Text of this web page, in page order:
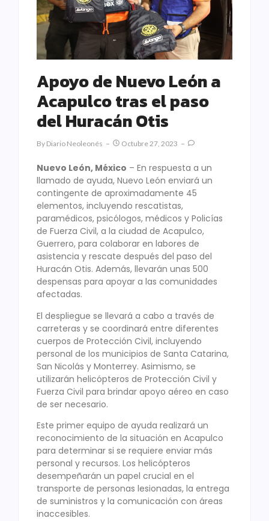
Apoyo de Nuevo León a
Acapulco tras el paso
del Huracán Otis
By Diario Neoleonés Octubre 27, 2023
Nuevo León, México – En respuesta a un
llamado de ayuda, Nuevo León enviará un
contingente de aproximadamente 45
elementos, incluyendo rescatistas,
paramédicos, psicólogos, médicos y Policías
de Fuerza Civil, a la ciudad de Acapulco,
Guerrero, para colaborar en labores de
asistencia y rescate después del paso del
Huracán Otis. Además, llevarán unas 500
despensas para apoyar a las comunidades
afectadas.
El despliegue se llevará a cabo a través de
carreteras y se coordinará entre diferentes
cuerpos de Protección Civil, incluyendo
personal de los municipios de Santa Catarina,
San Nicolás y Monterrey. Asimismo, se
utilizarán helicópteros de Protección Civil y
Fuerza Civil para brindar apoyo aéreo en caso
de ser necesario.
Este primer equipo de ayuda realizará un
reconocimiento de la situación en Acapulco
para determinar si se requiere enviar más
personal y recursos. Los helicópteros
desempeñarán un papel crucial en el
transporte de personas lesionadas, la entrega
de suministros y la comunicación con áreas
inaccesibles.